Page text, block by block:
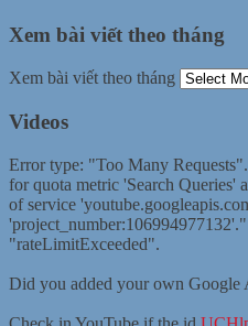
Xem bài viết theo tháng
Xem bài viết theo tháng
Videos
Error type: "Too Many
for quota metric 'Search Queries'
of service
"rateLimitExceeded".
Did you added your own Google